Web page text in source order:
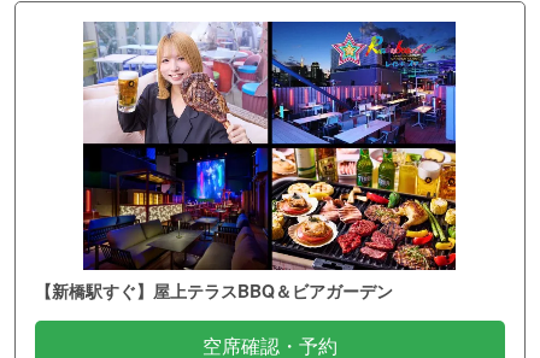
【新橋駅すぐ】屋上テラスBBQ＆ビアガーデン
空席確認・予約